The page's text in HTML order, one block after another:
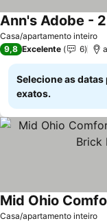
Casa/apartamento inteiro
Ver preços
9,8 Excelente 6
Selecione as
exatos.
Casa/apartamento inteiro
Ver preços